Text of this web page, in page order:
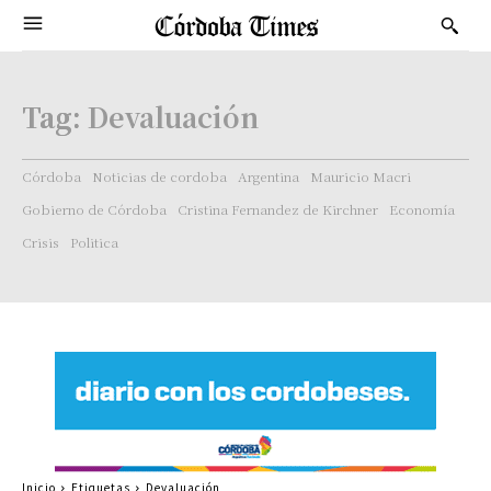
Tag: Devaluación
Córdoba Noticias de cordoba Argentina
Mauricio Macri
Gobierno de Córdoba
Cristina Fernandez de Kirchner
Economía
Crisis
Politica
Inicio Etiquetas Devaluación